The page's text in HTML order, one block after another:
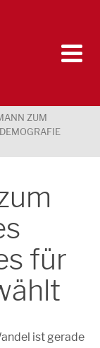
ZUM
für
ist gerade